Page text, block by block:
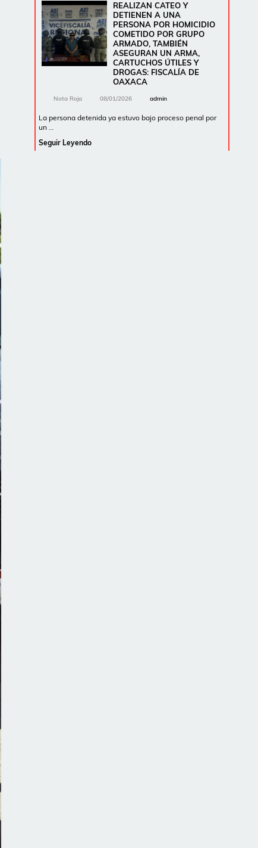
REALIZAN CATEO Y
DETIENEN A UNA
PERSONA POR HOMICIDIO
COMETIDO POR GRUPO
ARMADO, TAMBIÉN
ASEGURAN UN ARMA,
CARTUCHOS ÚTILES Y
DROGAS: FISCALÍA DE
OAXACA
Nota Roja 08/01/2026 admin
La persona detenida ya estuvo bajo proceso penal por
un …
Seguir Leyendo